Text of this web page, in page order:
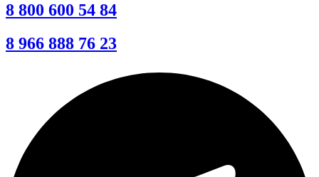
8 800 600 54 84
8 966 888 76 23